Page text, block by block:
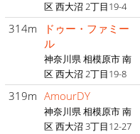
区 西大沼 2丁目19-4
314m
ドゥー・ファミー
ル
神奈川県 相模原市 南
区 西大沼 2丁目19-8
319m AmourDY
神奈川県 相模原市 南
区 西大沼 3丁目12-27